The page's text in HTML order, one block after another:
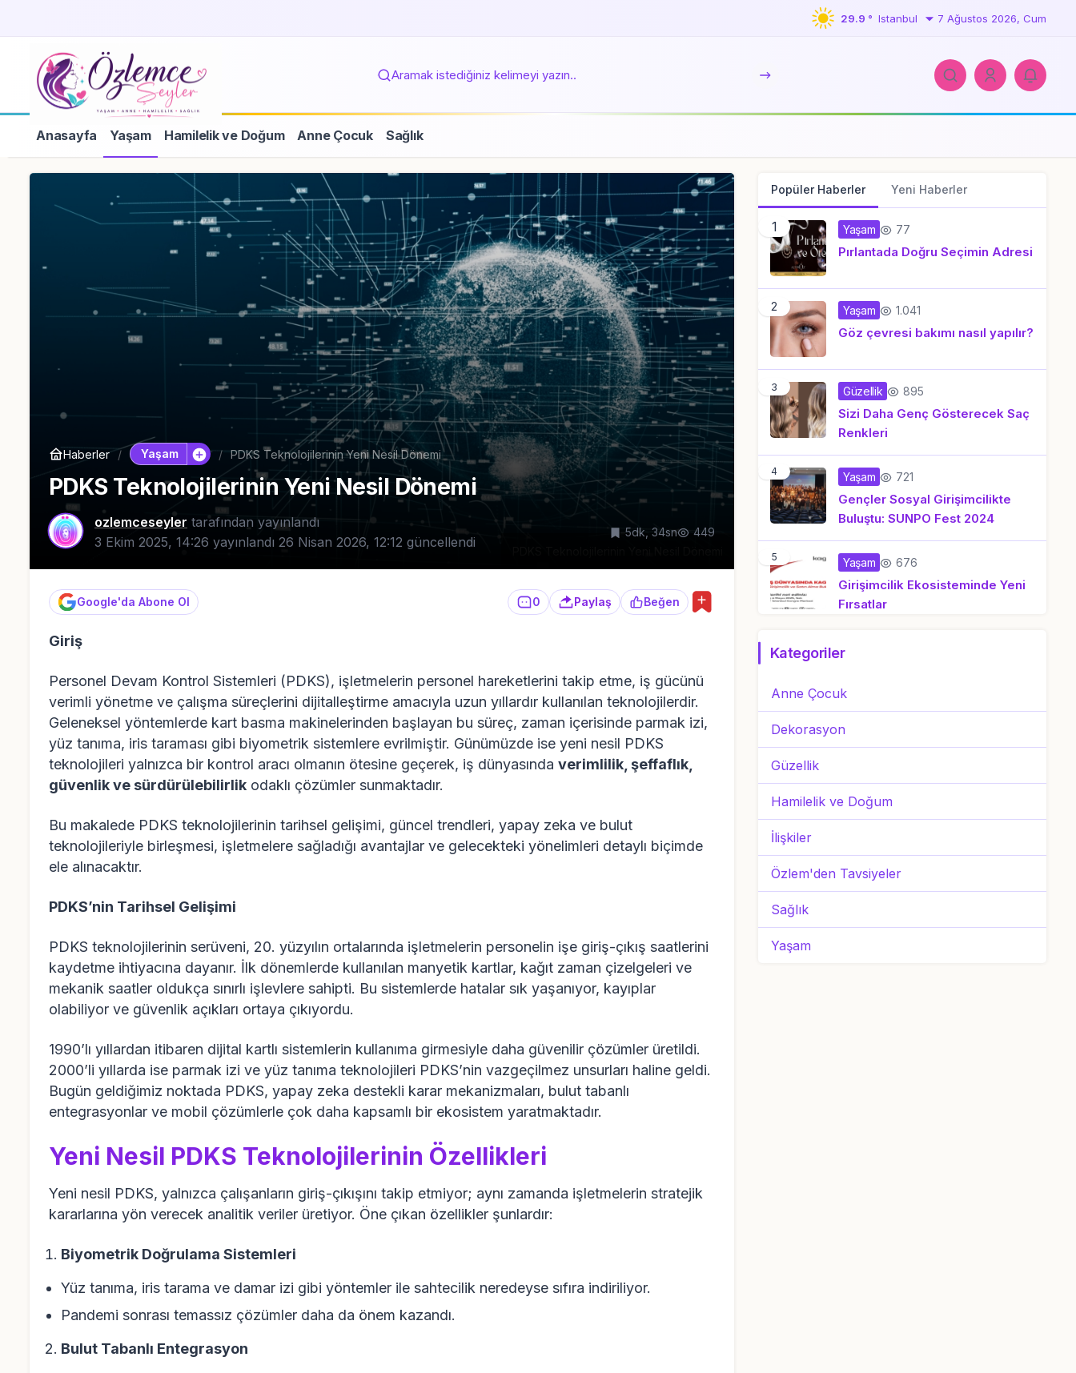
29.9 ° Istanbul 7 Ağustos 2026, Cum
Aramak istediğiniz kelimeyi yazın..
Anasayfa Yaşam Hamilelik ve Doğum Anne Çocuk Sağlık
Haberler Yaşam PDKS Teknolojilerinin Yeni Nesil Dönemi
PDKS Teknolojilerinin Yeni Nesil Dönemi
ozlemceseyler tarafından yayınlandı
3 Ekim 2025, 14:26 yayınlandı 26 Nisan 2026, 12:12 güncellendi
5dk, 34sn 449
Google'da Abone Ol 0 Paylaş Beğen
Giriş
Personel Devam Kontrol Sistemleri (PDKS), işletmelerin personel hareketlerini takip etme, iş gücünü
verimli yönetme ve çalışma süreçlerini dijitalleştirme amacıyla uzun yıllardır kullanılan teknolojilerdir.
Geleneksel yöntemlerde kart basma makinelerinden başlayan bu süreç, zaman içerisinde parmak izi,
yüz tanıma, iris taraması gibi biyometrik sistemlere evrilmiştir. Günümüzde ise yeni nesil PDKS
teknolojileri yalnızca bir kontrol aracı olmanın ötesine geçerek, iş dünyasındaverimlilik, şeffaflık,
güvenlik ve sürdürülebilirlik odaklı çözümler sunmaktadır.
Bu makalede PDKS teknolojilerinin tarihsel gelişimi, güncel trendleri, yapay zeka ve bulut
teknolojileriyle birleşmesi, işletmelere sağladığı avantajlar ve gelecekteki yönelimleri detaylı biçimde
ele alınacaktır.
PDKS’nin Tarihsel Gelişimi
PDKS teknolojilerinin serüveni, 20. yüzyılın ortalarında işletmelerin personelin işe giriş-çıkış saatlerini
kaydetme ihtiyacına dayanır. İlk dönemlerde kullanılan manyetik kartlar, kağıt zaman çizelgeleri ve
mekanik saatler oldukça sınırlı işlevlere sahipti. Bu sistemlerde hatalar sık yaşanıyor, kayıplar
olabiliyor ve güvenlik açıkları ortaya çıkıyordu.
1990’lı yıllardan itibaren dijital kartlı sistemlerin kullanıma girmesiyle daha güvenilir çözümler üretildi.
2000’li yıllarda ise parmak izi ve yüz tanıma teknolojileri PDKS’nin vazgeçilmez unsurları haline geldi.
Bugün geldiğimiz noktada PDKS, yapay zeka destekli karar mekanizmaları, bulut tabanlı
entegrasyonlar ve mobil çözümlerle çok daha kapsamlı bir ekosistem yaratmaktadır.
Yeni Nesil PDKS Teknolojilerinin Özellikleri
Yeni nesil PDKS, yalnızca çalışanların giriş-çıkışını takip etmiyor; aynı zamanda işletmelerin stratejik
kararlarına yön verecek analitik veriler üretiyor. Öne çıkan özellikler şunlardır:
Biyometrik Doğrulama Sistemleri
Yüz tanıma, iris tarama ve damar izi gibi yöntemler ile sahtecilik neredeyse sıfıra indiriliyor.
Pandemi sonrası temassız çözümler daha da önem kazandı.
Bulut Tabanlı Entegrasyon
Popüler Haberler Yeni Haberler
1 Yaşam 77
Pırlantada Doğru Seçimin Adresi
2 Yaşam 1.041
Göz çevresi bakımı nasıl yapılır?
3 Güzellik 895
Sizi Daha Genç Gösterecek Saç
Renkleri
4 Yaşam 721
Gençler Sosyal Girişimcilikte
Buluştu: SUNPO Fest 2024
5 Yaşam 676
Girişimcilik Ekosisteminde Yeni
Fırsatlar
Kategoriler
Anne Çocuk
Dekorasyon
Güzellik
Hamilelik ve Doğum
İlişkiler
Özlem'den Tavsiyeler
Sağlık
Yaşam